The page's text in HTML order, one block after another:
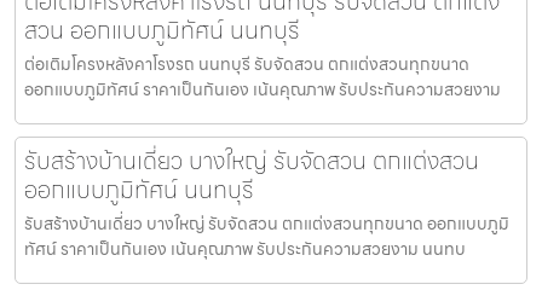
สวน ออกแบบภูมิทัศน์ นนทบุรี
ต่อเติมโครงหลังคาโรงรถ นนทบุรี รับจัดสวน ตกแต่งสวนทุกขนาด
ออกแบบภูมิทัศน์ ราคาเป็นกันเอง เน้นคุณภาพ รับประกันความสวยงาม
รับสร้างบ้านเดี่ยว บางใหญ่ รับจัดสวน ตกแต่งสวน
ออกแบบภูมิทัศน์ นนทบุรี
รับสร้างบ้านเดี่ยว บางใหญ่ รับจัดสวน ตกแต่งสวนทุกขนาด ออกแบบภูมิ
ทัศน์ ราคาเป็นกันเอง เน้นคุณภาพ รับประกันความสวยงาม นนทบ